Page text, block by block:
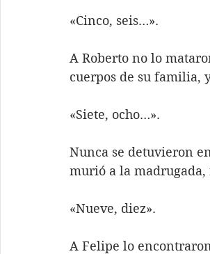
«Cinco, seis…».
A Roberto no lo
cuerpos de su familia,
«Siete, ocho…».
Nunca se detuvieron
murió a la
«Nueve, diez».
A Felipe lo